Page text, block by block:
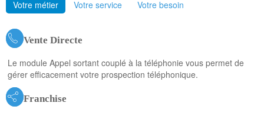
Votre métier Votre service Votre besoin
Vente Directe
Le module Appel sortant couplé à la téléphonie vous permet de
gérer efficacement votre prospection téléphonique.
Franchise